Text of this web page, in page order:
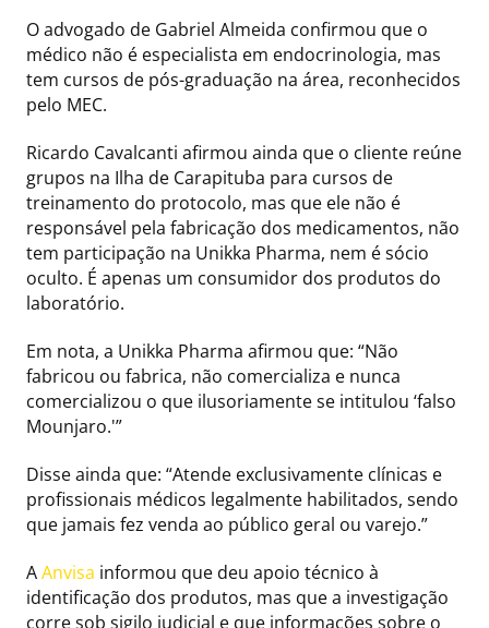
O advogado de Gabriel Almeida confirmou que o
médico não é especialista em endocrinologia, mas
tem cursos de pós-graduação na área, reconhecidos
pelo MEC.
Ricardo Cavalcanti afirmou ainda que o cliente reúne
grupos na Ilha de Carapituba para cursos de
treinamento do protocolo, mas que ele não é
responsável pela fabricação dos medicamentos, não
tem participação na Unikka Pharma, nem é sócio
oculto. É apenas um consumidor dos produtos do
laboratório.
Em nota, a Unikka Pharma afirmou que: “Não
fabricou ou fabrica, não comercializa e nunca
comercializou o que ilusoriamente se intitulou ‘falso
Mounjaro.'”
Disse ainda que: “Atende exclusivamente clínicas e
profissionais médicos legalmente habilitados, sendo
que jamais fez venda ao público geral ou varejo.”
AAnvisa informou que deu apoio técnico à
identificação dos produtos, mas que a investigação
corre sob sigilo judicial e que informações sobre o